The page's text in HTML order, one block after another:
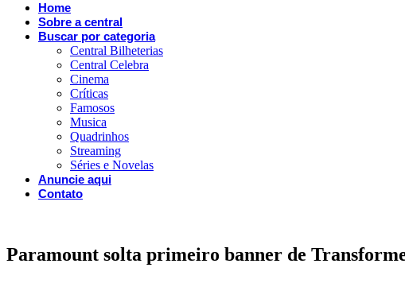
Home
Sobre a central
Buscar por categoria
Central Bilheterias
Central Celebra
Cinema
Críticas
Famosos
Musica
Quadrinhos
Streaming
Séries e Novelas
Anuncie aqui
Contato
Paramount solta primeiro banner de